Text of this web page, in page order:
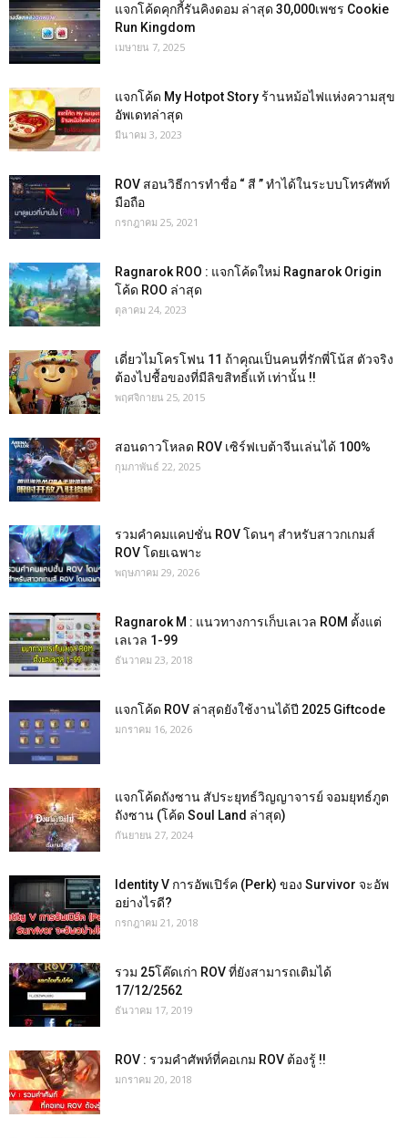
แจกโค้ดคุกกี้รันคิงดอม ล่าสุด 30,000เพชร Cookie
Run Kingdom
เมษายน 7, 2025
แจกโค้ด My Hotpot Story ร้านหม้อไฟแห่งความสุข
อัพเดทล่าสุด
มีนาคม 3, 2023
ROV สอนวิธีการทำชื่อ “ สี ” ทำได้ในระบบโทรศัพท์
มือถือ
กรกฎาคม 25, 2021
Ragnarok ROO : แจกโค้ดใหม่ Ragnarok Origin
โค้ด ROO ล่าสุด
ตุลาคม 24, 2023
เดี่ยวไมโครโฟน 11 ถ้าคุณเป็นคนที่รักพี่โน้ส ตัวจริง
ต้องไปชื้อของที่มีลิขสิทธิ์แท้ เท่านั้น !!
พฤศจิกายน 25, 2015
สอนดาวโหลด ROV เซิร์ฟเบต้าจีนเล่นได้ 100%
กุมภาพันธ์ 22, 2025
รวมคำคมแคปชั่น ROV โดนๆ สำหรับสาวกเกมส์
ROV โดยเฉพาะ
พฤษภาคม 29, 2026
Ragnarok M : แนวทางการเก็บเลเวล ROM ตั้งแต่
เลเวล 1-99
ธันวาคม 23, 2018
แจกโค้ด ROV ล่าสุดยังใช้งานได้ปี 2025 Giftcode
มกราคม 16, 2026
แจกโค้ดถังซาน สัประยุทธ์วิญญาจารย์ จอมยุทธ์ภูต
ถังซาน (โค้ด Soul Land ล่าสุด)
กันยายน 27, 2024
Identity V การอัพเปิร์ค (Perk) ของ Survivor จะอัพ
อย่างไรดี?
กรกฎาคม 21, 2018
รวม 25โค๊ดเก่า ROV ที่ยังสามารถเติมได้
17/12/2562
ธันวาคม 17, 2019
ROV : รวมคำศัพท์ที่คอเกม ROV ต้องรู้ !!
มกราคม 20, 2018